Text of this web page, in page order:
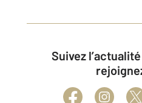
Suivez l’actualité immobilière et